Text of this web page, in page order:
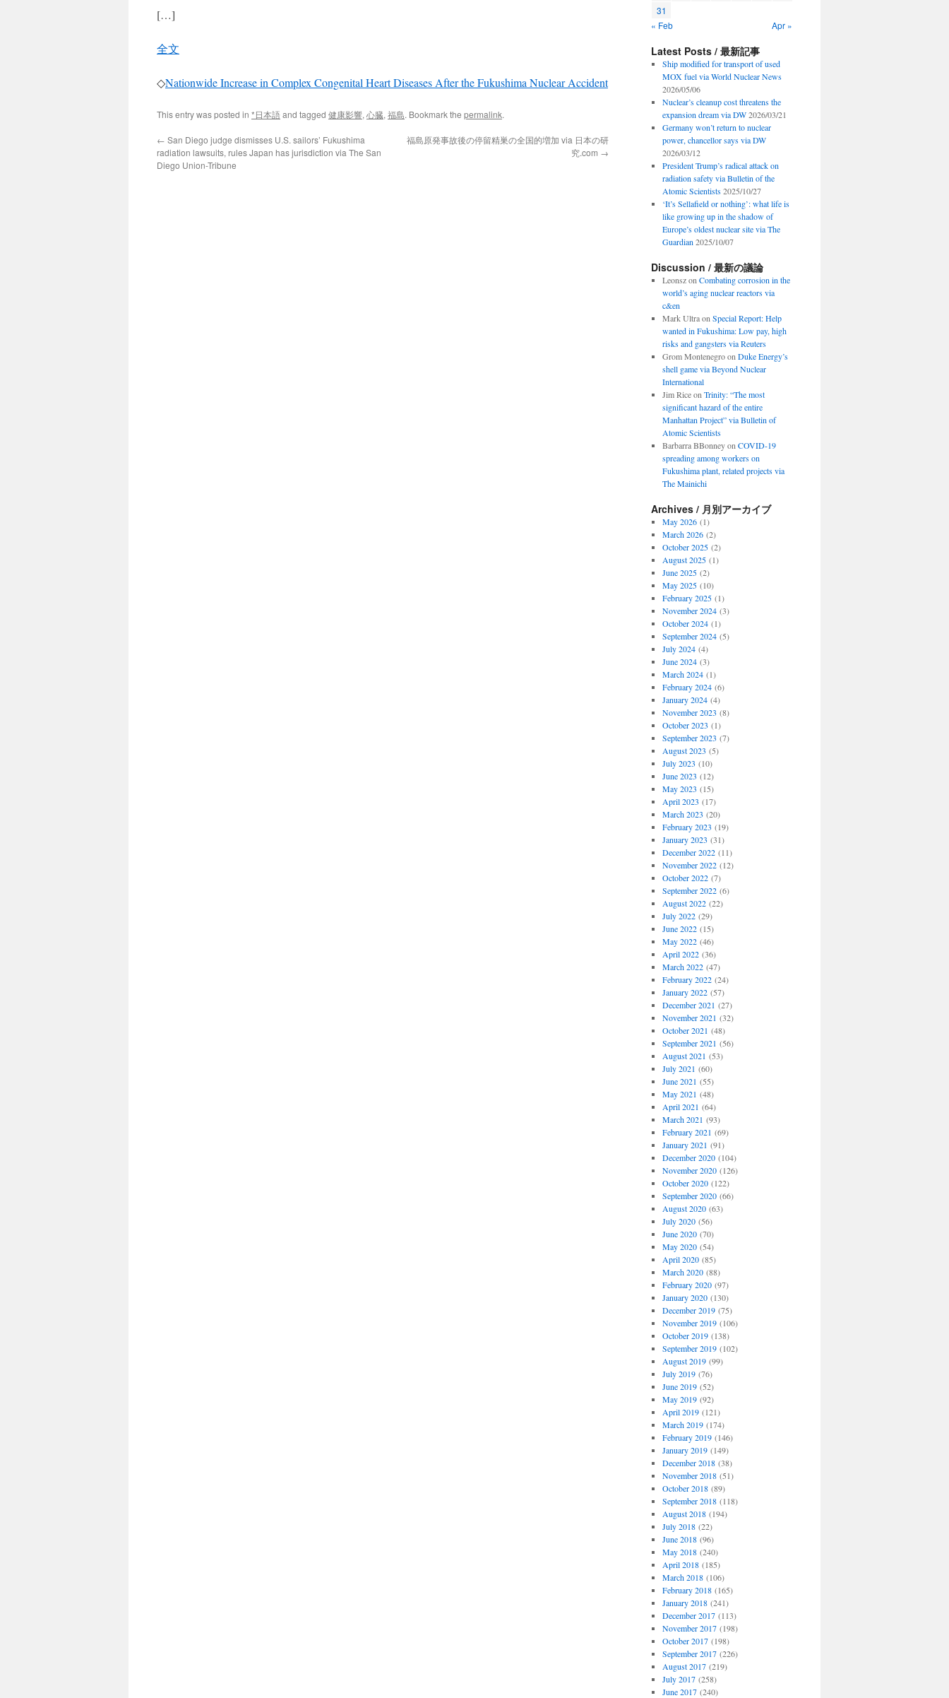
[…]
全文
◇Nationwide Increase in Complex Congenital Heart Diseases After the Fukushima Nuclear Accident
This entry was posted in *日本語and tagged 健康影響, 心臓, 福島. Bookmark the permalink.
← San Diego judge dismisses U.S. sailors’ Fukushima
radiation lawsuits, rules Japan has jurisdiction via The San
Diego Union-Tribune
福島原発事故後の停留精巣の全国的増加 via 日本の研
究.com →
31
« Feb
Apr »
Latest Posts / 最新記事
Ship modified for transport of used
MOX fuel via World Nuclear News
2026/05/06
Nuclear’s cleanup cost threatens the
expansion dream via DW 2026/03/21
Germany won’t return to nuclear
power, chancellor says via DW
2026/03/12
President Trump’s radical attack on
radiation safety via Bulletin of the
Atomic Scientists 2025/10/27
‘It’s Sellafield or nothing’: what life is
like growing up in the shadow of
Europe’s oldest nuclear site via The
Guardian 2025/10/07
Discussion / 最新の議論
Leonszon Combating corrosion in the
world’s aging nuclear reactors via
c&en
Mark Ultraon Special Report: Help
wanted in Fukushima: Low pay, high
risks and gangsters via Reuters
Grom Montenegroon Duke Energy’s
shell game via Beyond Nuclear
International
Jim Riceon Trinity: “The most
significant hazard of the entire
Manhattan Project” via Bulletin of
Atomic Scientists
Barbarra BBonneyon COVID-19
spreading among workers on
Fukushima plant, related projects via
The Mainichi
Archives / 月別アーカイブ
May 2026(1)
March 2026(2)
October 2025(2)
August 2025(1)
June 2025(2)
May 2025(10)
February 2025(1)
November 2024(3)
October 2024(1)
September 2024(5)
July 2024(4)
June 2024(3)
March 2024(1)
February 2024(6)
January 2024(4)
November 2023 (8)
October 2023 (1)
September 2023 (7)
August 2023 (5)
July 2023 (10)
June 2023 (12)
May 2023 (15)
April 2023 (17)
March 2023 (20)
February 2023 (19)
January 2023 (31)
December 2022(11)
November 2022(12)
October 2022(7)
September 2022(6)
August 2022(22)
July 2022(29)
June 2022(15)
May 2022(46)
April 2022(36)
March 2022(47)
February 2022(24)
January 2022(57)
December 2021 (27)
November 2021 (32)
October 2021 (48)
September 2021 (56)
August 2021 (53)
July 2021 (60)
June 2021 (55)
May 2021 (48)
April 2021 (64)
March 2021 (93)
February 2021 (69)
January 2021 (91)
December 2020(104)
November 2020(126)
October 2020(122)
September 2020(66)
August 2020(63)
July 2020(56)
June 2020(70)
May 2020(54)
April 2020(85)
March 2020(88)
February 2020(97)
January 2020(130)
December 2019(75)
November 2019(106)
October 2019(138)
September 2019(102)
August 2019(99)
July 2019(76)
June 2019(52)
May 2019(92)
April 2019(121)
March 2019(174)
February 2019(146)
January 2019(149)
December 2018(38)
November 2018(51)
October 2018(89)
September 2018(118)
August 2018(194)
July 2018(22)
June 2018(96)
May 2018(240)
April 2018(185)
March 2018(106)
February 2018(165)
January 2018(241)
December 2017(113)
November 2017(198)
October 2017(198)
September 2017(226)
August 2017(219)
July 2017(258)
June 2017(240)